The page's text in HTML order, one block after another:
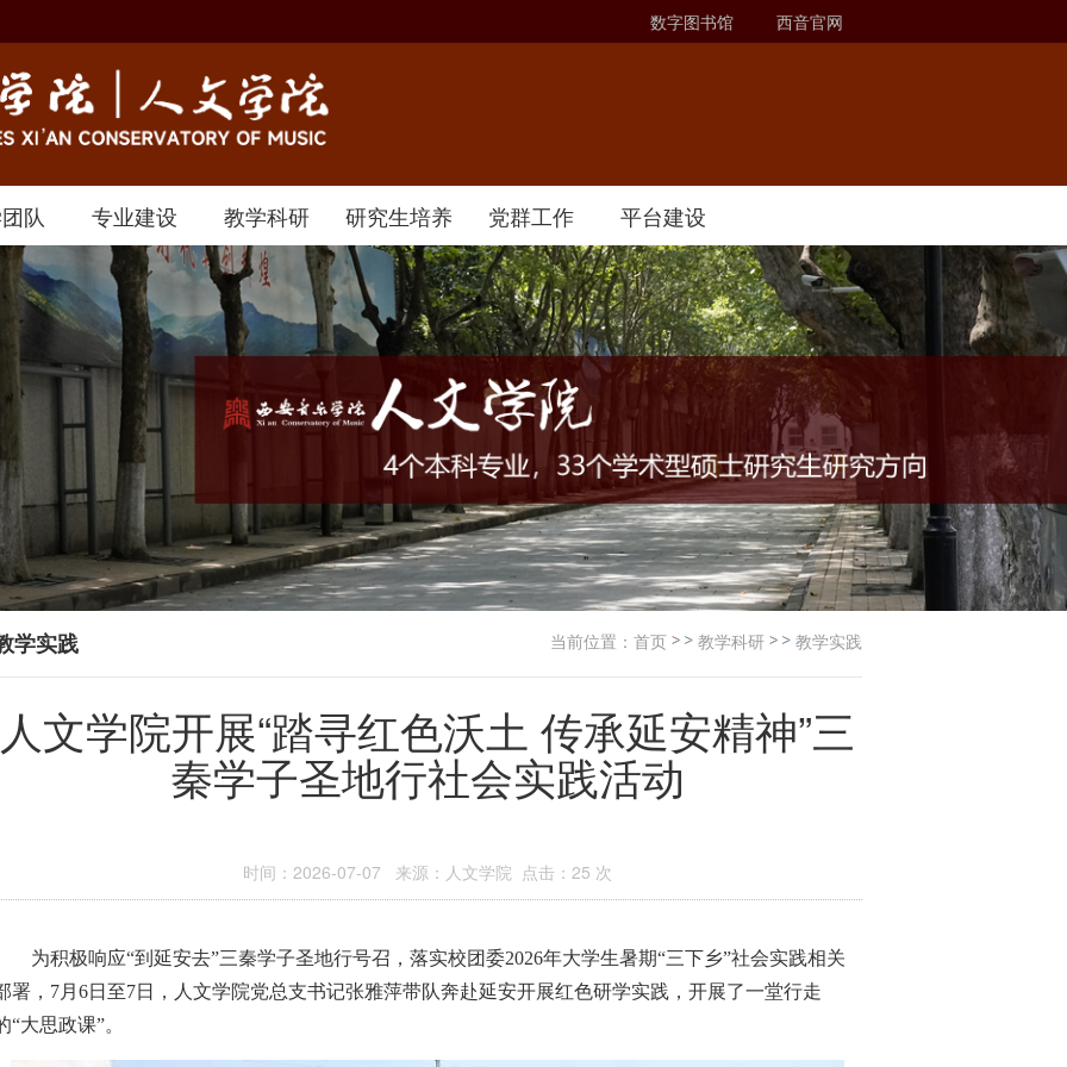
数字图书馆 西音官网
队 专业建设 教学科研 研究生培养 党群工作 平台建设
当前位置： 首页 教学科研 教学实践
学实践
人文学院开展“踏寻红色沃土 传承延安精神”三
秦学子圣地行社会实践活动
时间：2026-07-07 来源：人文学院 点击： 25 次
为积极响应“到延安去”三秦学子圣地行号召，落实校团委2026年大学生暑期“三下乡”社会实践相关
署， 7月 6日至7日，人文学院党总支书记张雅萍带队奔赴延安开展红色研学实践，开展了一堂行走
“大思政课”。